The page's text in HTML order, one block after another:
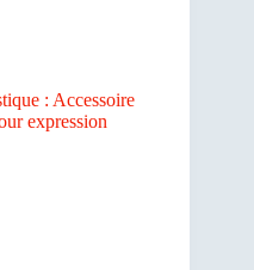
: Accessoire
expression